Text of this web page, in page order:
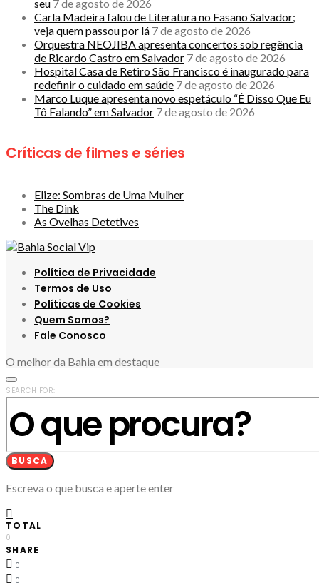
seu 7 de agosto de 2026
Carla Madeira falou de Literatura no Fasano Salvador;
veja quem passou por lá 7 de agosto de 2026
Orquestra NEOJIBA apresenta concertos sob regência
de Ricardo Castro em Salvador 7 de agosto de 2026
Hospital Casa de Retiro São Francisco é inaugurado para
redefinir o cuidado em saúde 7 de agosto de 2026
Marco Luque apresenta novo espetáculo “É Disso Que Eu
Tô Falando” em Salvador 7 de agosto de 2026
Críticas de filmes e séries
Elize: Sombras de Uma Mulher
The Dink
As Ovelhas Detetives
Política de Privacidade
Termos de Uso
Políticas de Cookies
Quem Somos?
Fale Conosco
O melhor da Bahia em destaque
SEARCH FOR:
BUSCA
Escreva o que busca e aperte enter
TOTAL
0
SHARE
0
0